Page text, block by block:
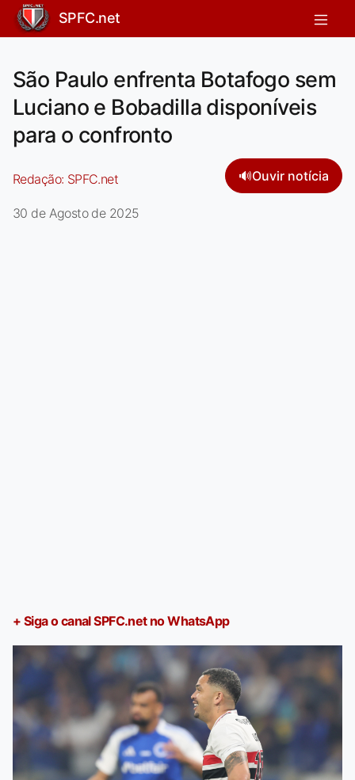
SPFC.net
São Paulo enfrenta Botafogo sem
Luciano e Bobadilla disponíveis
para o confronto
Redação: SPFC.net 🔊Ouvir notícia
30 de Agosto de 2025
+ Siga o canal SPFC.net no WhatsApp